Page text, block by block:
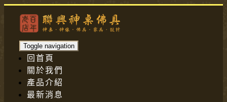
Toggle navigation
回首頁
關於我們
產品介紹
最新消息